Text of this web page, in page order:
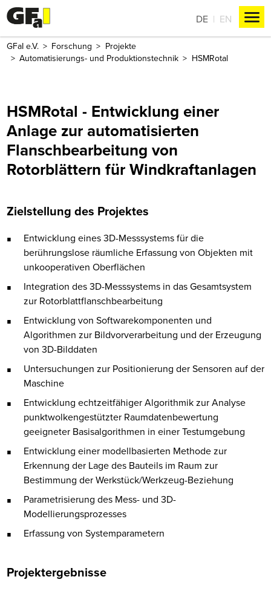
DE EN
GFaI e.V. Forschung
Projekte
Automatisierungs- und Produktionstechnik
HSMRotal
HSMRotal - Entwicklung einer
Anlage zur automatisierten
Flanschbearbeitung von
Rotorblättern für Windkraftanlagen
Zielstellung des Projektes
Entwicklung eines 3D-Messsystems für die
berührungslose räumliche Erfassung von Objekten mit
unkooperativen Oberflächen
Integration des 3D-Messsystems in das Gesamtsystem
zur Rotorblattflanschbearbeitung
Entwicklung von Softwarekomponenten und
Algorithmen zur Bildvorverarbeitung und der Erzeugung
von 3D-Bilddaten
Untersuchungen zur Positionierung der Sensoren auf der
Maschine
Entwicklung echtzeitfähiger Algorithmik zur Analyse
punktwolkengestützter Raumdatenbewertung
geeigneter Basisalgorithmen in einer Testumgebung
Entwicklung einer modellbasierten Methode zur
Erkennung der Lage des Bauteils im Raum zur
Bestimmung der Werkstück/Werkzeug-Beziehung
Parametrisierung des Mess- und 3D-
Modellierungsprozesses
Erfassung von Systemparametern
Projektergebnisse